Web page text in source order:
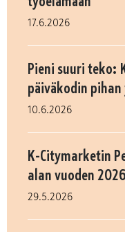
17.6.2026
Pieni suuri teko:
päiväkodin pihan
10.6.2026
K-Citymarketin
alan vuoden
29.5.2026